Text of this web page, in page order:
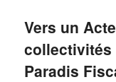
Vers un
collectivités
Paradis